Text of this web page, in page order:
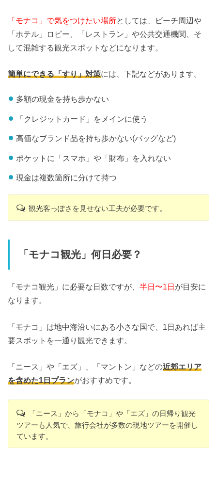
「モナコ」で気をつけたい場所としては、ビーチ周辺や
「ホテル」ロビー、「レストラン」や公共交通機関、そ
して混雑する観光スポットなどになります。
簡単にできる「すり」対策には、下記などがあります。
多額の現金を持ち歩かない
「クレジットカード」をメインに使う
高価なブランド品を持ち歩かない(バッグなど)
ポケットに「スマホ」や「財布」を入れない
現金は複数箇所に分けて持つ
観光客っぽさを見せない工夫が必要です。
「モナコ観光」何日必要？
「モナコ観光」に必要な日数ですが、半日〜1日が目安に
なります。
「モナコ」は地中海沿いにある小さな国で、1日あれば主
要スポットを一通り観光できます。
「ニース」や「エズ」、「マントン」などの近郊エリア
を含めた1日プランがおすすめです。
「ニース」から「モナコ」や「エズ」の日帰り観光
ツアーも人気で、旅行会社が多数の現地ツアーを開催し
ています。